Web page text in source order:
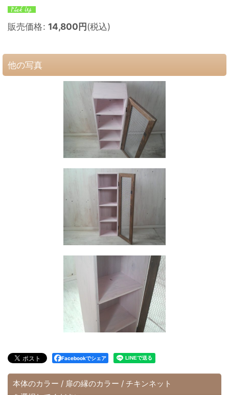
販売価格: 14,800円(税込)
他の写真
Facebookでシェア
本体のカラー / 扉の縁のカラー / チキンネット